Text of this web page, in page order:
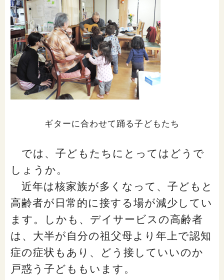
ギターに合わせて踊る子どもたち
では、子どもたちにとってはどうで
しょうか。
近年は核家族が多くなって、子どもと
高齢者が日常的に接する場が減少してい
ます。しかも、デイサービスの高齢者
は、大半が自分の祖父母より年上で認知
症の症状もあり、どう接していいのか
戸惑う子どももいます。